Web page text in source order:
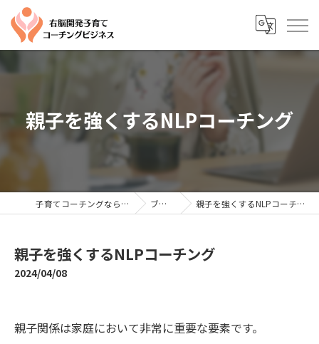
親子を強くするNLPコーチング
子育てコーチングならYTC ブログ 親子を強くするNLPコーチング
親子を強くするNLPコーチング
2024/04/08
親子関係は家庭において非常に重要な要素です。